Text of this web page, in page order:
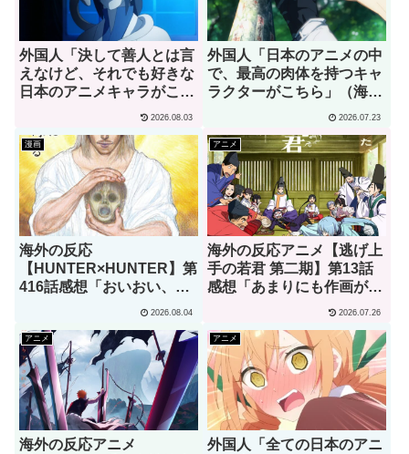
外国人「決して善人とは言
えなけど、それでも好きな
日本のアニメキャラがこち
ら」→「願いを叶えてくれ
る！」（海外の反応）
2026.08.03
外国人「日本のアニメの中
で、最高の肉体を持つキャ
ラクターがこちら」（海外
2026.07.23
漫画
海外の反応
【HUNTER×HUNTER】第
416話感想「おいおい、文
2026.08.04
アニメ
海外の反応アニメ【逃げ上
手の若君 第二期】第13話
感想「あまりにも作画が良
すぎて実写かと思っちゃっ
2026.07.26
アニメ
海外の反応アニメ
アニメ
外国人「全ての日本のアニ